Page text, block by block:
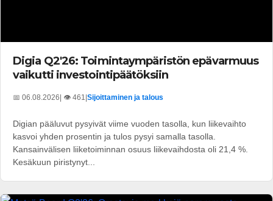
Digia Q2'26: Toimintaympäristön epävarmuus
vaikutti investointipäätöksiin
📅 06.08.2026 | 👁️ 461 Sijoittaminen ja talous
Digian pääluvut pysyivät viime vuoden tasolla, kun liikevaihto
kasvoi yhden prosentin ja tulos pysyi samalla tasolla.
Kansainvälisen liiketoiminnan osuus liikevaihdosta oli 21,4 %.
Kesäkuun piristynyt...